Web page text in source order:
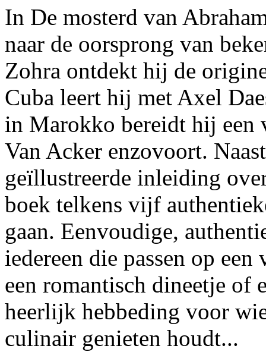
In De mosterd van
naar de oorsprong van
Zohra ontdekt hij de
Cuba leert hij met Axel
in Marokko bereidt hij een
Van Acker enzovoort.
geïllustreerde inleiding
boek telkens vijf
gaan. Eenvoudige,
iedereen die passen op
een romantisch dineetje of
heerlijk hebbeding voor
culinair genieten houdt...